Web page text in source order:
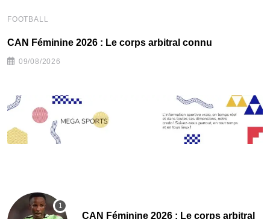
FOOTBALL
‎CAN Féminine 2026 : Le corps arbitral connu
09/08/2026
‎CAN Féminine 2026 : Le corps arbitral